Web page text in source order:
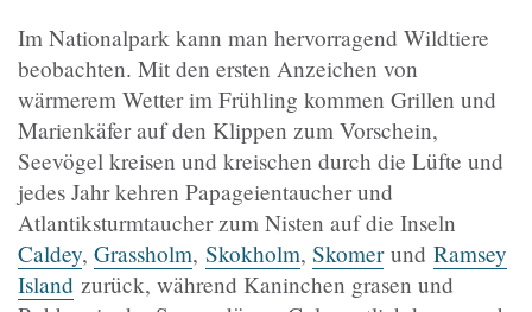
Im Nationalpark kann man hervorragend Wildtiere
beobachten. Mit den ersten Anzeichen von
wärmerem Wetter im Frühling kommen Grillen und
Marienkäfer auf den Klippen zum Vorschein,
Seevögel kreisen und kreischen durch die Lüfte und
jedes Jahr kehren Papageientaucher und
Atlantiksturmtaucher zum Nisten auf die Inseln
Caldey, Grassholm, Skokholm, Skomerund Ramsey
Island zurück, während Kaninchen grasen und